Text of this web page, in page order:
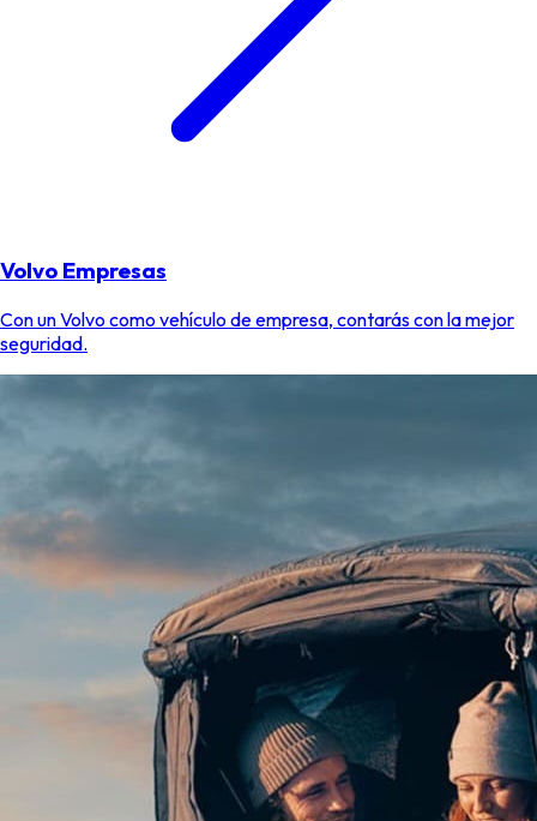
Volvo Empresas
Con un Volvo como vehículo de empresa, contarás con la mejor
seguridad.